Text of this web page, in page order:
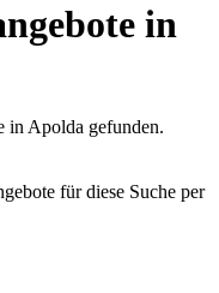
in
in Apolda gefunden.
für diese Suche per